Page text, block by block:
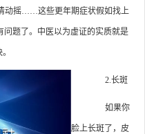
摇……这些更年期症状假如找上
问题了。中医以为虚证的实质就是
2.长斑
如果你
脸上长斑了，皮